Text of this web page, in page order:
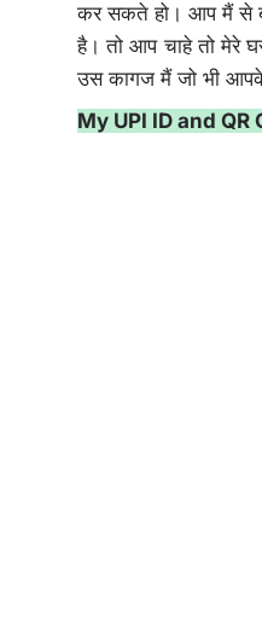
कर सकते हो। आप मैं से
है। तो आप चाहे तो मेरे
उस कागज मैं जो भी
My UPI ID and